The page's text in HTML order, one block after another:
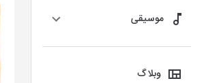
موسیقی
وبلاگ